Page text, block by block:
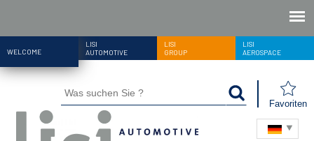
WELCOME
LISI
AUTOMOTIVE
LISI
GROUP
LISI
AEROSPACE
Favoriten